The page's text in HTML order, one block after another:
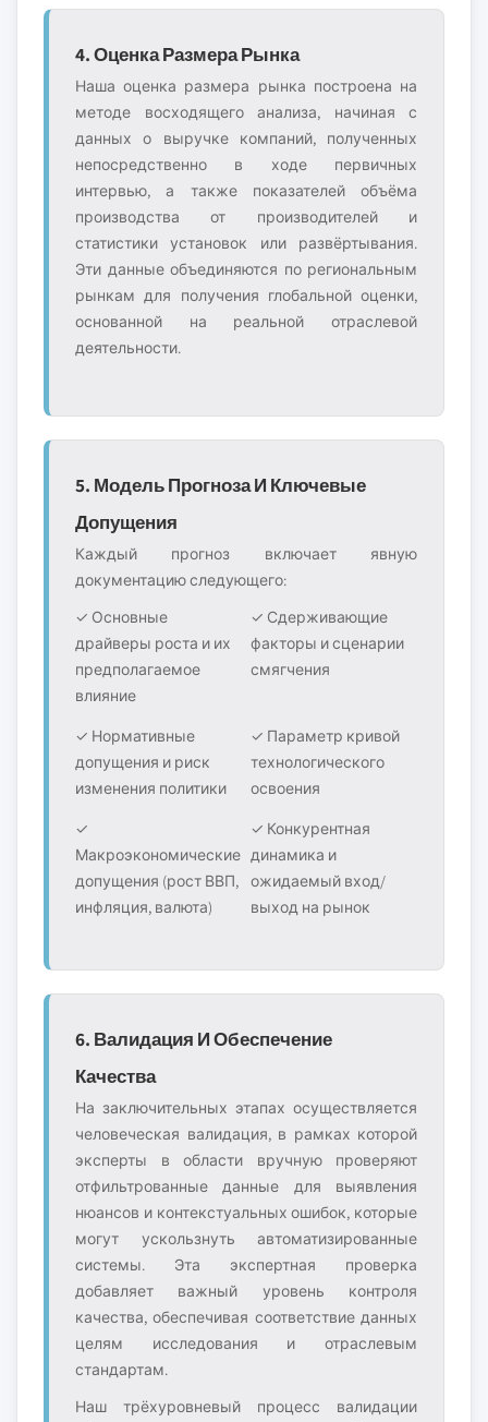
4. Оценка Размера Рынка
Наша оценка размера рынка построена на
методе восходящего анализа, начиная с
данных о выручке компаний, полученных
непосредственно в ходе первичных
интервью, а также показателей объёма
производства от производителей и
статистики установок или развёртывания.
Эти данные объединяются по региональным
рынкам для получения глобальной оценки,
основанной на реальной отраслевой
деятельности.
5. Модель Прогноза И Ключевые
Допущения
Каждый прогноз включает явную
документацию следующего:
✓ Основные
драйверы роста и их
предполагаемое
влияние
✓ Сдерживающие
факторы и сценарии
смягчения
✓ Нормативные
допущения и риск
изменения политики
✓ Параметр кривой
технологического
освоения
✓
Макроэкономические
допущения (рост ВВП,
инфляция, валюта)
✓ Конкурентная
динамика и
ожидаемый вход/
выход на рынок
6. Валидация И Обеспечение
Качества
На заключительных этапах осуществляется
человеческая валидация, в рамках которой
эксперты в области вручную проверяют
отфильтрованные данные для выявления
нюансов и контекстуальных ошибок, которые
могут ускользнуть автоматизированные
системы. Эта экспертная проверка
добавляет важный уровень контроля
качества, обеспечивая соответствие данных
целям исследования и отраслевым
стандартам.
Наш трёхуровневый процесс валидации